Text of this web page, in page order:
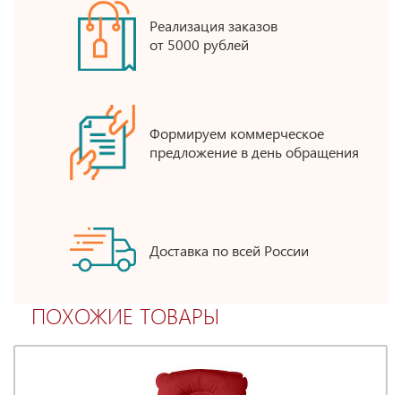
Реализация заказов
от 5000 рублей
Формируем коммерческое
предложение в день обращения
Доставка по всей России
ПОХОЖИЕ ТОВАРЫ